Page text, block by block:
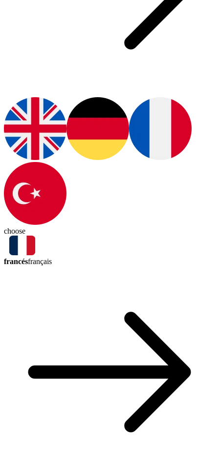
choose
francésfrançais